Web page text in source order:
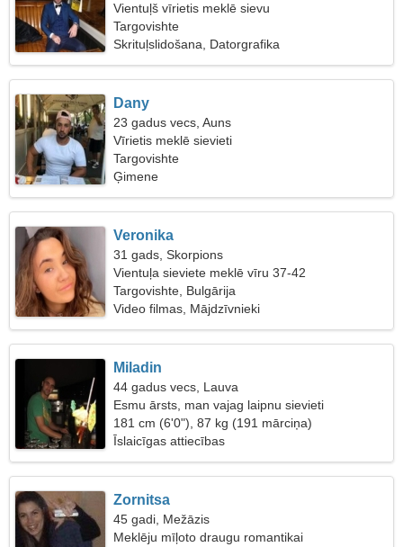
Vientuļš vīrietis meklē sievu
Targovishte
Skrituļslidošana, Datorgrafika
Dany
23 gadus vecs, Auns
Vīrietis meklē sievieti
Targovishte
Ģimene
Veronika
31 gads, Skorpions
Vientuļa sieviete meklē vīru 37-42
Targovishte, Bulgārija
Video filmas, Mājdzīvnieki
Miladin
44 gadus vecs, Lauva
Esmu ārsts, man vajag laipnu sievieti
181 cm (6'0"), 87 kg (191 mārciņa)
Īslaicīgas attiecības
Zornitsa
45 gadi, Mežāzis
Meklēju mīļoto draugu romantikai